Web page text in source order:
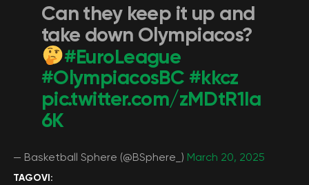
Can they keep it up and
take down Olympiacos?
#EuroLeague
#OlympiacosBC #kkcz
pic.twitter.com/zMDtR1Ia
6K
— Basketball Sphere (@BSphere_) March 20, 2025
TAGOVI: